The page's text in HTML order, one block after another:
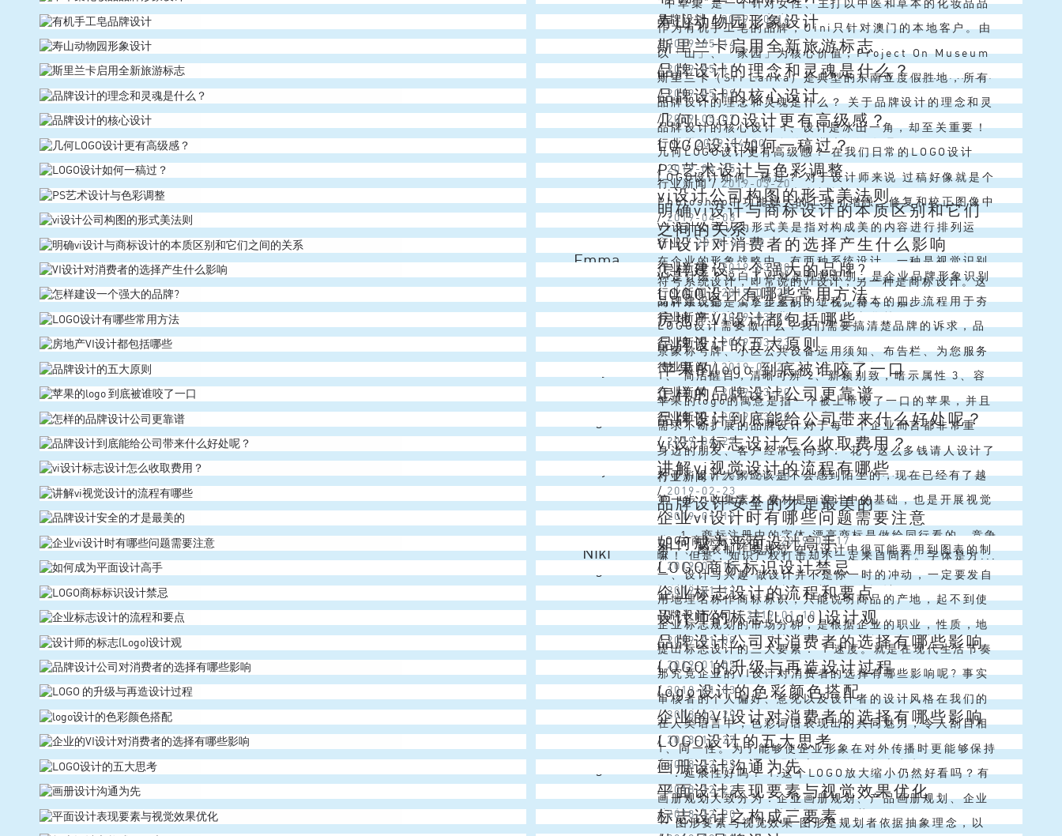
各个年龄段的不同客户创造...
Niki
牌，设计师以品牌名“中草集”汉字为设计元素，用细线条
构建了一个不断变化的“窗格”。这是一...
Emma
作为有机手工皂的品牌，Uini只针对澳门的本地客户。由
于此类产品在当地市场尚不成熟，WWAVE工作室的产品
设计目标是将其与普通肥皂产品区分开...
寿山动物园形象设计
以「山」、「家园」为核心价值，Project On Museum
在驳二艺术特区举办的2019高雄设计节展出的寿山动物园
识别提案，配色与风格十...
Alex
品牌设计/2019-10-16
斯里兰卡启用全新旅游标志
斯里兰卡（Sri Lanka）是典型的东南亚度假胜地，所有
你梦想的事物都应有尽有。这个蓝色的岛国拥有茂密的热
带森林和丰富的生物种类，其中包括...
/2019-05-14
品牌设计的理念和灵魂是什么？
品牌设计的理念和灵魂是什么？ 关于品牌设计的理念和灵
魂是什么，谈到品牌设计这个对企业真正具有价值和作用
的话题。也许还有许多的企业也还没有理解...
Niki
/2019-05-11
品牌设计的核心设计
品牌设计的核心设计 1、设计是冰山一角，却至关重要！
如果我们把品牌理解成一座冰山。品牌或企业所属的文化
制度、员工行为、组织结构、核心技术、营...
/2019-05-09
几何LOGO设计更有高级感？
几何LOGO设计更有高级感？ 在我们日常的LOGO设计
中，几何图形是一个非常常见的主体元素。所以今天大大
君分享这篇文章，想跟大家剖析LOGO...
Alex
/2019-05-07
LOGO设计如何一稿过？
LOGO设计如何一稿过？ 对于设计师来说 过稿好像就是个
终极难题 毕竟改稿无数遍之后 还是会...... 在一定的思维
和认知框架里，设计师设...
Simon
行业/2019-04-30
PS艺术设计与色彩调整
Photoshop中功能强大的工具可增强、修复和校正图像中
的颜色和色调(亮度、暗度和对比度)。在调整颜色和色调
之前，需要考虑下面一些事项。 ...
Christmas Lai
/2019-04-25
vi设计公司构图的形式美法则
VI设计公司认为形式美是指对构成美的内容进行排列运
用，包括自然对象、社会事物等，以给人带来美的观赏感
受为目的总结、推演出来的法则。 对称与均...
Emma
行业新闻 /2019-03-20
明确vi设计与商标设计的本质区别和它们
之间的关系
在企业的形象战略中，有两种系统设计，一种是视觉识别
符号系统设计，即常说的vi设计；另一种是商标设计。这
两种系统都是属于企业的一个视觉符号，那...
/2019-04-08
VI设计对消费者的选择产生什么影响
VI是什么？说白了VI就是视觉识别，是企业品牌形象识别
系统的重要组成部分，它主要通过视觉符号将企业在经营
理念、经营方针、企业使命、企业文化等...
Emma
行业/2019-04-02
怎样建设一个强大的品牌?
品牌建设是一个逐步累积的过程。基本的四步流程用于夯
实基础，后期才能继续成熟和培育品牌。无论是创立一个
品牌还是对现有品牌进行升级，都需要经历以...
行业新闻/2019-03-30
LOGO设计有哪些常用方法
LOGO设计需要做什么？我们需要搞清楚品牌的诉求，品
牌的理念，我们要传达给消费者什么样的感觉和体验。做
LOGO设计时需要提炼企业的核心理念，...
Joy
行业新闻/2019-03-28
房地产VI设计都包括哪些
景象称号牌、小区公共设备运用须知、布告栏、为您服务
牌、环保垃圾桶、休闲椅、健身及孩童游乐设备运用阐明
牌等。 2、会所标识广告牌。 楼栋牌、楼...
Christmas Lai
行业新闻/2019-03-26
品牌设计的五大原则
1、 简洁醒目，清晰可辨 2、新颖别致，暗示属性 3、容
易发音，利于通用 4、品牌名称与品牌标志协调互映 5、
符合传统民俗，为公众喜闻乐见...
Angel
行业新闻/2019-03-23
苹果的logo 到底被谁咬了一口
苹果的logo的寓意是指一个被上帝咬了一口的苹果，并且
苹果公司的理念是只有不完美才能促使进步去追求完美。
当然百度百科所提供的苹果logo由来...
Emma
行业新闻/2019-03-21
怎样的品牌设计公司更靠谱
需求不断扩展的品牌设计对于每一个企业而言都非常重
要，其所承担的使命巨大。因而越来越多的企业都会非常
注重通过专业靠谱的品牌设计公司进行专业的设...
行业新闻/2019-03-20
品牌设计到底能给公司带来什么好处呢？
身边的朋友、客户经常会问到：“花了这么多钱请人设计了
一款logo，那它到底能给公司带来什么样的好处呀？”很
多时候，品牌设计对一家公司的影响是...
Venus
行业新闻/2019-03-20
vi设计标志设计怎么收取费用？
对于vi设计大家应该是不会感到陌生的，现在已经有了越
来越多的vi设计公司了，这些vi设计公司可以给大家提供
的是关于设计这方面的服务，可以让经...
/2019-04-27
讲解vi视觉设计的流程有哪些
第一步：收集素材 素材是vi设计中的基础，也是开展视觉
设计的必要条件，曾在深圳vi设计大赛中，将充分发掘企
业vi设计素材列为了主要得分内容。...
Niki
行业新闻/2019-03-20
品牌设计安全的才是最美的
1、商标注册中的字体 漂亮商标是做给同行看的，竞争
嘛！ 但是，知识产权打击却不一定来自同行。字体是方...
/2019-02-23
企业vi设计时有哪些问题需要注意
第一、图表制作要规范 在vi设计中很可能要用到图表的制
作，电脑程序设计的时候对制图的方法有很多种，但是在
设计进行的时候不要选择五花八门的设计...
Niki
/2019-01-19
如何成为平面设计高手
一、设计与兴趣 做设计并不是你一时的冲动，一定要发自
内心地爱上她，就像对自己爱人一样！对，爱上她是做设
计师的第一步！ 二、设计与美术 美术在...
Venus
LOGO商标标识设计/2019-01-17
LOGO商标标识设计禁忌
用地理名称作商标标识，只能说明商品的产地，起不到使
消费者辨认商品生产者的作用，而且容易造成产地的混
淆。在国内市场上以地理名称作为商标标识的为...
Christmas Lai
/ 2019-01-15
企业标志设计的流程和要点
企业标志规划的市场分析，是根据企业的职业，性质，地
域市场或消费习气的进行有效分析。标志不仅仅是一个图
形或文字的结合，它是根据企业的构成结构、...
Emma
/2019-01-12
设计师的标志(Logo)设计观
提出标志设计的三大要素： 1 速度。就是在现代生活节奏
快速的情况下，标志设计要一目了然，简练明确。 2 准确
性。也就是反映内容的准确性，公司...
品牌设计公司/2019-01-10
品牌设计公司对消费者的选择有哪些影响
那究竟企业的VI设计对消费者的选择有哪些影响呢? 事实
上，消费者对品牌长期的认知过程中，主要有两个方面：
一是对品牌功能性的认识;一是对品牌形...
Simon
/2019-01-08
LOGO 的升级与再造设计过程
审核者的个人偏好、意见以及设计者的设计风格在我们的
创作过程中都有着很重要的影响。但是我们必须紧记，最
重要的（而且往往也是最普遍的）看法是来自...
/2019-01-05
logo设计的色彩颜色搭配
在人类语言中，色彩词语表现出的共同魅力，令人刮目相
看。在汉英语言中，表示各种不同色彩或色彩的词都很丰
富。我们不只要注意观察它们自身的根本意义...
Angel
/2019-01-03
企业的VI设计对消费者的选择有哪些影响
1、同一性。为了能够使企业形象在对外传播时更能够保持
一致性与一贯性，需要VI视觉识别系统的设计能够将将信
息与认识个性化、明晰化、有序化，把各...
Alex
/2018-12-29
LOGO设计的五大思考
一．延展性好吗？ 1.这个LOGO放大缩小仍然好看吗？有
的LOGO图形中有大量的线条，当它缩小之后你会发现这
些线条变成一个面，和之前的效果截...
Christmas Lai
/ 2018-12-27
画册设计沟通为先
画册规划大致分为：企业画册规划、产品画册规划、企业
形象画册规划、宣传册规划、折页规划、封面规划等等。
/2018-12-25
平面设计表现要素与视觉效果优化
一 图形要素与视觉效果 图形是规划者依据抽象理念，以
/2018-12-22
标志设计之构成三要素
/2018-12-20